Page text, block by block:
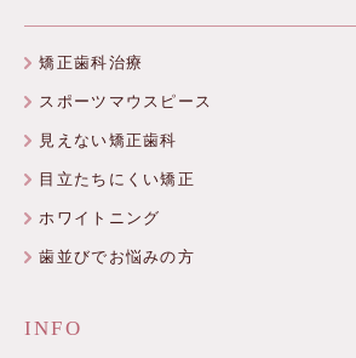
矯正歯科治療
スポーツマウスピース
見えない矯正歯科
目立たちにくい矯正
ホワイトニング
歯並びでお悩みの方
INFO